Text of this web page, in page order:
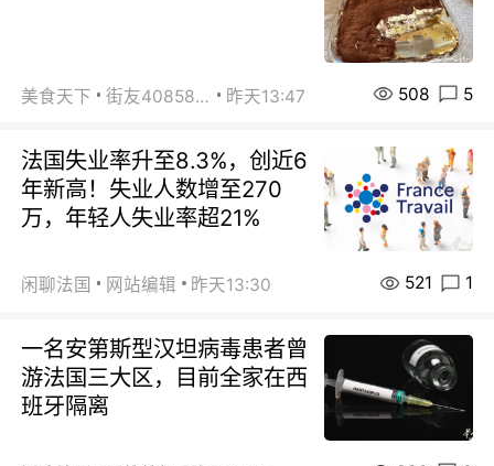
美食天下 街友40858442 昨天13:47 508 5
法国失业率升至8.3%，创近6
年新高！失业人数增至270
万，年轻人失业率超21%
闲聊法国 网站编辑 昨天13:30 521 1
一名安第斯型汉坦病毒患者曾
游法国三大区，目前全家在西
班牙隔离